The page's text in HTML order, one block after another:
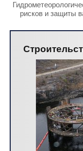
рисков и защиты